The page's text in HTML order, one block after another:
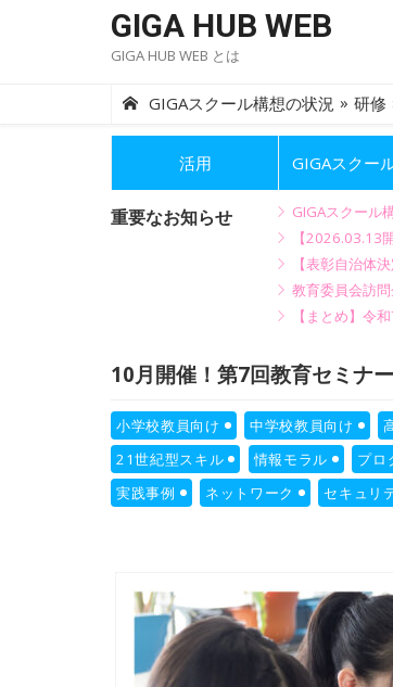
GIGA HUB WEB
GIGA HUB WEB とは
GIGAスクール構想の状況 » 研修
活用 GIGAスクー
重要なお知らせ
GIGAスクール
【2026.03.13
【表彰自治体
教育委員会訪
【まとめ】令
10月開催！第7回教育セミナ
小学校教員向け 中学校教員向け
21世紀型スキル
情報モラル プロ
実践事例
ネットワーク セキュリ